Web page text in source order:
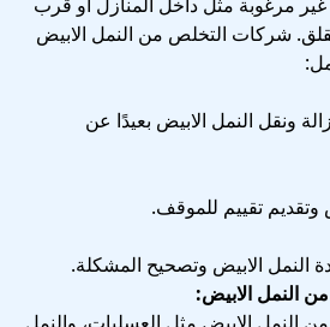
شركات التخلص من النمل الابيض
ونقل النمل الابيض بعيدًا عن
وتقديم تقييم للموقف.
النمل الابيض وتصحيح المشكلة.
النمل الابيض: